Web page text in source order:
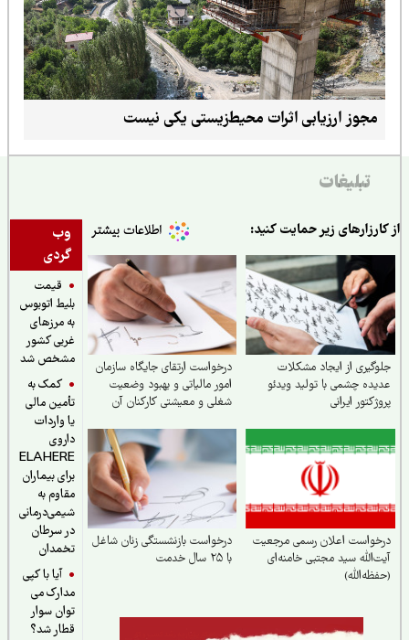
مجوز ارزیابی اثرات محیط‌زیستی یکی نیست
تبلیغات
وب
گردی
قیمت
بلیط اتوبوس
به مرزهای
غربی کشور
مشخص شد
کمک به
تأمین مالی
یا واردات
داروی
ELAHERE
برای بیماران
مقاوم به
شیمی‌درمانی
در سرطان
تخمدان
آیا با کپی
مدارک می
توان سوار
قطار شد؟
زیر حمایت کنید:
از ایجاد مشکلات
چشمی با تولید ویدئو
ایرانی
درخواست ارتقای جایگاه سازمان
امور مالیاتی و بهبود وضعیت
شغلی و معیشتی کارکنان آن
اعلان رسمی مرجعیت
سید مجتبی خامنه‌ای
درخواست بازنشستگی زنان شاغل